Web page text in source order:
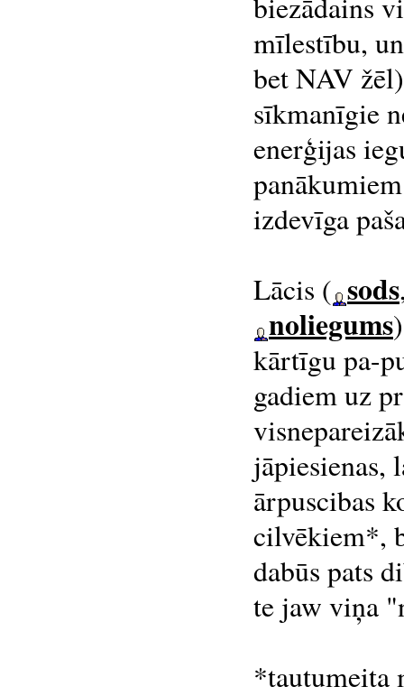
mīlestību,
bet NAV
sīkmanīgie
enerģijas
izdevīga
Lācis ( sods
noliegums
kārtīgu pa-
gadiem uz
jāpiesienas,
ārpuscibas
cilvēkiem*,
dabūs pats
te jaw viņa
*tautumeita